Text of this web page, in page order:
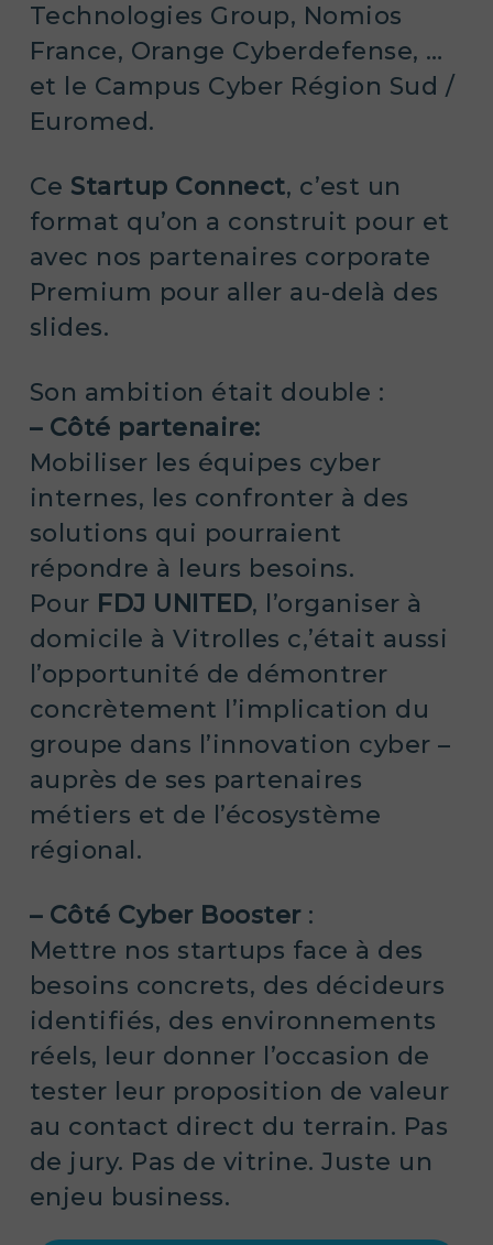
Technologies Group, Nomios
France, Orange Cyberdefense, …
et le Campus Cyber Région Sud /
Euromed.
Ce Startup Connect, c’est un
format qu’on a construit pour et
avec nos partenaires corporate
Premium pour aller au-delà des
slides.
Son ambition était double :
– Côté partenaire:
Mobiliser les équipes cyber
internes, les confronter à des
solutions qui pourraient
répondre à leurs besoins.
Pour FDJ UNITED, l’organiser à
domicile à Vitrolles c,’était aussi
l’opportunité de démontrer
concrètement l’implication du
groupe dans l’innovation cyber –
auprès de ses partenaires
métiers et de l’écosystème
régional.
– Côté Cyber Booster :
Mettre nos startups face à des
besoins concrets, des décideurs
identifiés, des environnements
réels, leur donner l’occasion de
tester leur proposition de valeur
au contact direct du terrain. Pas
de jury. Pas de vitrine. Juste un
enjeu business.